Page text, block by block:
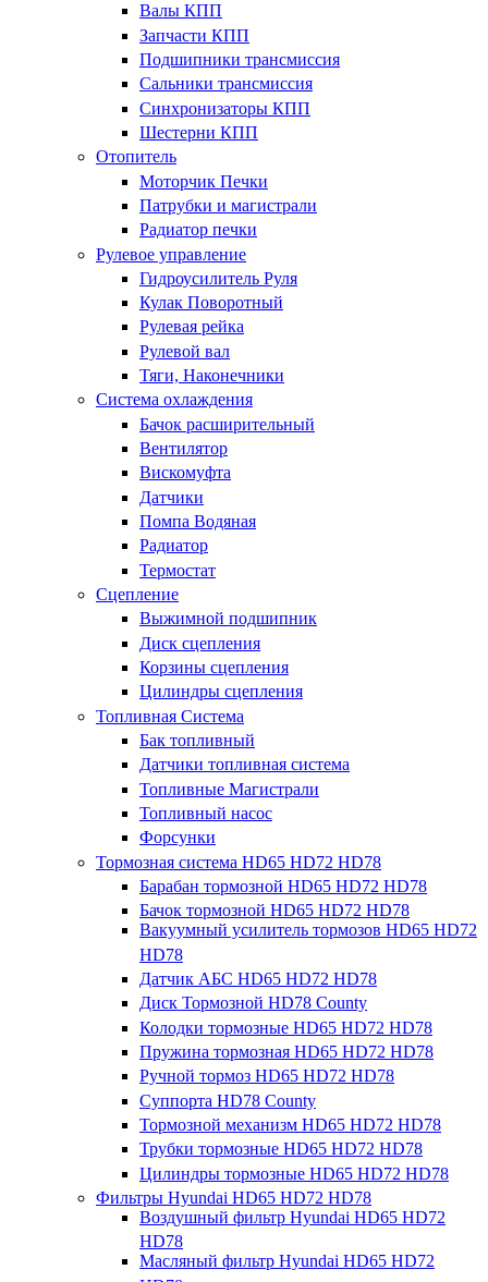
Валы КПП
Запчасти КПП
Подшипники трансмиссия
Сальники трансмиссия
Синхронизаторы КПП
Шестерни КПП
Отопитель
Моторчик Печки
Патрубки и магистрали
Радиатор печки
Рулевое управление
Гидроусилитель Руля
Кулак Поворотный
Рулевая рейка
Рулевой вал
Тяги, Наконечники
Система охлаждения
Бачок расширительный
Вентилятор
Вискомуфта
Датчики
Помпа Водяная
Радиатор
Термостат
Сцепление
Выжимной подшипник
Диск сцепления
Корзины сцепления
Цилиндры сцепления
Топливная Система
Бак топливный
Датчики топливная система
Топливные Магистрали
Топливный насос
Форсунки
Тормозная система HD65 HD72 HD78
Барабан тормозной HD65 HD72 HD78
Бачок тормозной HD65 HD72 HD78
Вакуумный усилитель тормозов HD65 HD72
HD78
Датчик АБС HD65 HD72 HD78
Диск Тормозной HD78 County
Колодки тормозные HD65 HD72 HD78
Пружина тормозная HD65 HD72 HD78
Ручной тормоз HD65 HD72 HD78
Суппорта HD78 County
Тормозной механизм HD65 HD72 HD78
Трубки тормозные HD65 HD72 HD78
Цилиндры тормозные HD65 HD72 HD78
Фильтры Hyundai HD65 HD72 HD78
Воздушный фильтр Hyundai HD65 HD72
HD78
Масляный фильтр Hyundai HD65 HD72